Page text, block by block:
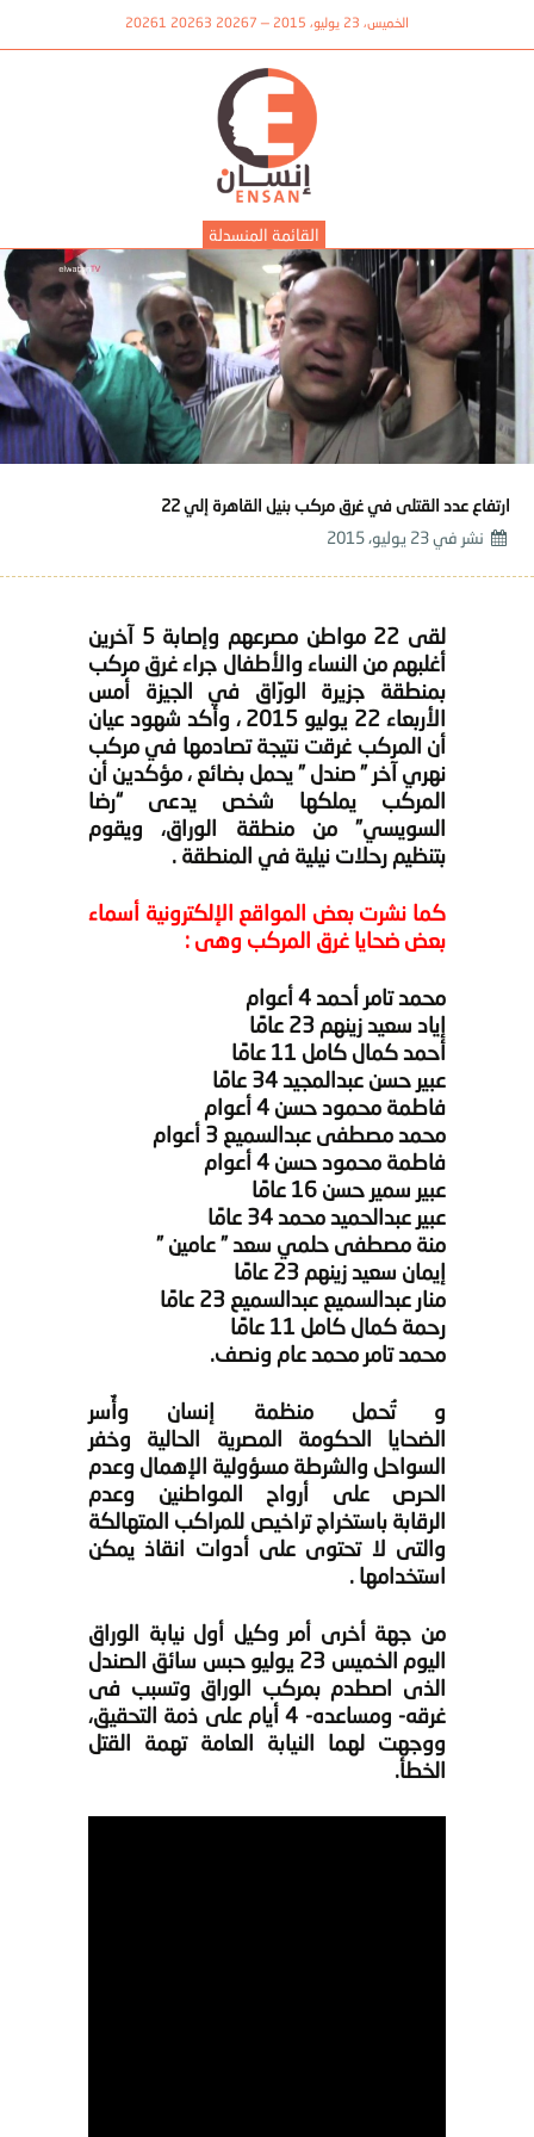
الخميس، 23 يوليو، 2015 — 20267 20263 20261
القائمة المنسدلة
ارتفاع عدد القتلى في غرق مركب بنيل القاهرة إلي 22
نشر في 23 يوليو، 2015
لقى 22 مواطن مصرعهم وإصابة 5 آخرين
أغلبهم من النساء والأطفال جراء غرق مركب
بمنطقة جزيرة الورّاق في الجيزة أمس
الأربعاء 22 يوليو 2015 ، وأكد شهود عيان
أن المركب غرقت نتيجة تصادمها في مركب
نهري آخر ” صندل ” يحمل بضائع ، مؤكدين أن
المركب يملكها شخص يدعى “رضا
السويسي” من منطقة الوراق، ويقوم
بتنظيم رحلات نيلية في المنطقة .
كما نشرت بعض المواقع الإلكترونية أسماء
بعض ضحايا غرق المركب وهى :
محمد تامر أحمد 4 أعوام
إياد سعيد زينهم 23 عامًا
أحمد كمال كامل 11 عامًا
عبير حسن عبدالمجيد 34 عامًا
فاطمة محمود حسن 4 أعوام
محمد مصطفى عبدالسميع 3 أعوام
فاطمة محمود حسن 4 أعوام
عبير سمير حسن 16 عامًا
عبير عبدالحميد محمد 34 عامًا
منة مصطفى حلمي سعد ” عامين ”
إيمان سعيد زينهم 23 عامًا
منار عبدالسميع عبدالسميع 23 عامًا
رحمة كمال كامل 11 عامًا
محمد تامر محمد عام ونصف.
و تُحمل منظمة إنسان وأٌسر
الضحايا الحكومة المصرية الحالية وخفر
السواحل والشرطة مسؤولية الإهمال وعدم
الحرص على أرواح المواطنين وعدم
الرقابة باستخراج تراخيص للمراكب المتهالكة
والتى لا تحتوى على أدوات انقاذ يمكن
استخدامها .
من جهة أخرى أمر وكيل أول نيابة الوراق
اليوم الخميس 23 يوليو حبس سائق الصندل
الذى اصطدم بمركب الوراق وتسبب فى
غرقه- ومساعده- 4 أيام على ذمة التحقيق،
ووجهت لهما النيابة العامة تهمة القتل
الخطأ.